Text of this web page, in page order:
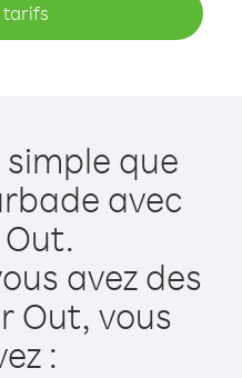
tarifs
simple que
avec
avez des
Out, vous
: